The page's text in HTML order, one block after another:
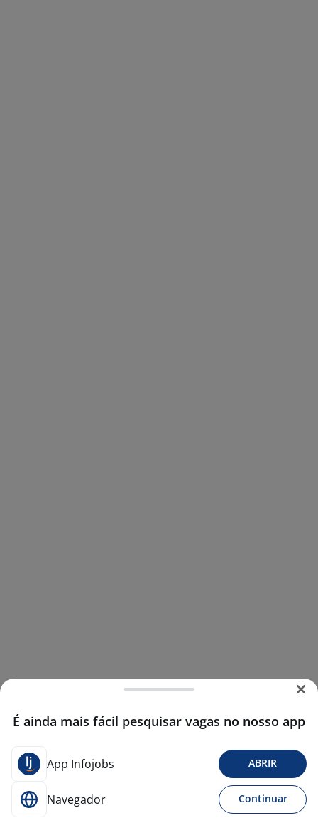
É ainda mais fácil pesquisar vagas no nosso app
App Infojobs ABRIR
Navegador Continuar